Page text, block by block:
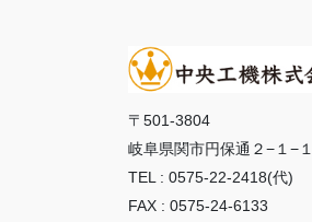
〒501-3804
岐阜県関市円保通２−１−１
TEL : 0575-22-2418(代)
FAX : 0575-24-6133